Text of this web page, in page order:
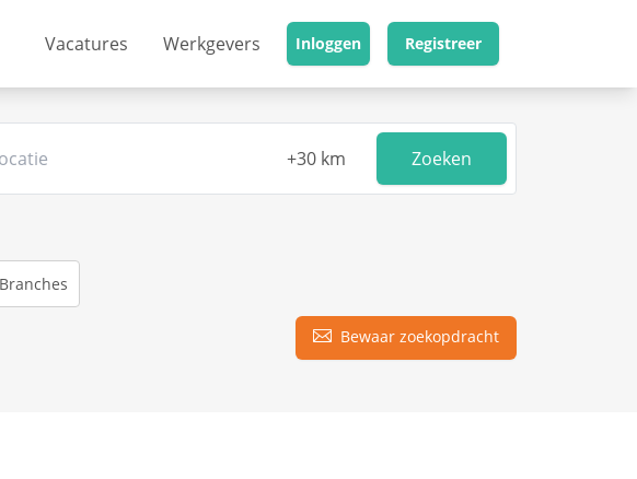
Vacatures Werkgevers Inloggen Registreer
Zoeken
Bewaar zoekopdracht